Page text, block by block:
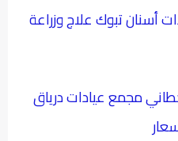
أسنان تبوك علاج وزراعة
مجمع عيادات درياق